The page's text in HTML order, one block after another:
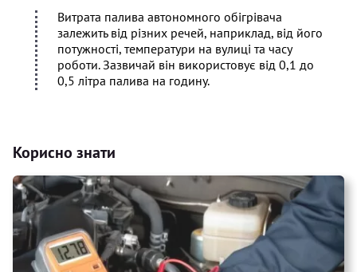
Витрата палива автономного обігрівача
залежить від різних речей, наприклад, від його
потужності, температури на вулиці та часу
роботи. Зазвичай він використовує від 0,1 до
0,5 літра палива на годину.
Корисно знати